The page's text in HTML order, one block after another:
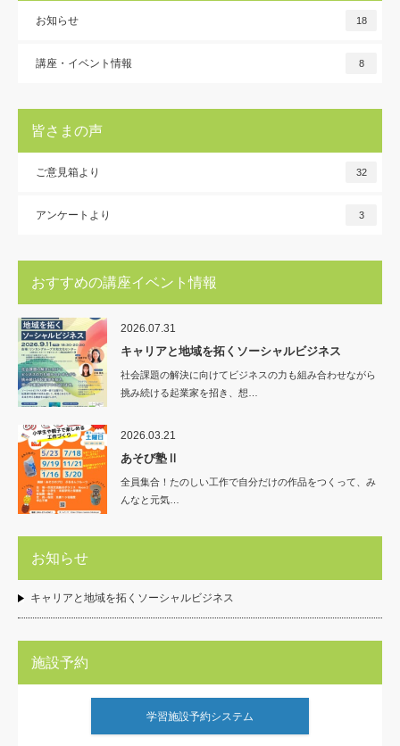
お知らせ 18
講座・イベント情報 8
皆さまの声
ご意見箱より 32
アンケートより 3
おすすめの講座イベント情報
2026.07.31
キャリアと地域を拓くソーシャルビジネス
社会課題の解決に向けてビジネスの力も組み合わせながら
挑み続ける起業家を招き、想…
2026.03.21
あそび塾Ⅱ
全員集合！たのしい工作で自分だけの作品をつくって、み
んなと元気…
お知らせ
キャリアと地域を拓くソーシャルビジネス
施設予約
学習施設予約システム